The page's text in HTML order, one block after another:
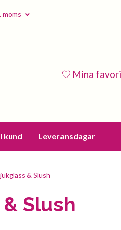
moms
Mina
kund Leveransdagar
& Slush
Slush